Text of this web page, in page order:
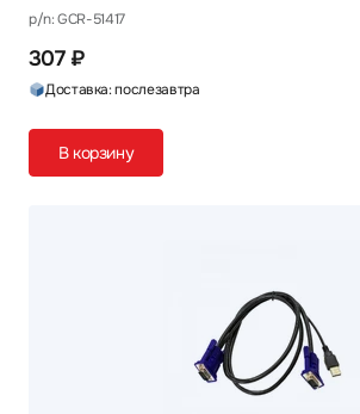
p/n: GCR-51417
307 ₽
Доставка: послезавтра
В корзину